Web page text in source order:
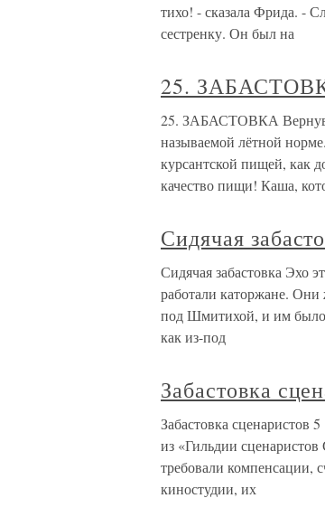
тихо! - сказала Фрида. -
сестренку. Он был на
25.
25. ЗАБАСТОВКА
называемой лётной
курсантской пищей, как
качество пищи! Каша,
Сидячая
Сидячая забастовка Эхо
работали каторжане.
под Шмитихой, и им было
как из-под
Забастовка
Забастовка сценаристов
из «Гильдии
требовали компенсации,
киностудии, их